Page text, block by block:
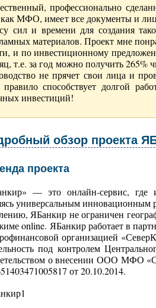
профессионально
МФО, имеет все документы и
сил и времени для создания
материалов. Проект мне
и по инвестиционному
т.е. за год можно получить 265%
не прячет свои лица и
правило способствует долгой
инвестиций!
обзор проекта
проекта
» — это онлайн-сервис, где
универсальным инновационным
ЯБанкир не ограничен
online. ЯБанкир работает в
организацией
под контролем
о внесении ООО МФО
от 20.10.2014.